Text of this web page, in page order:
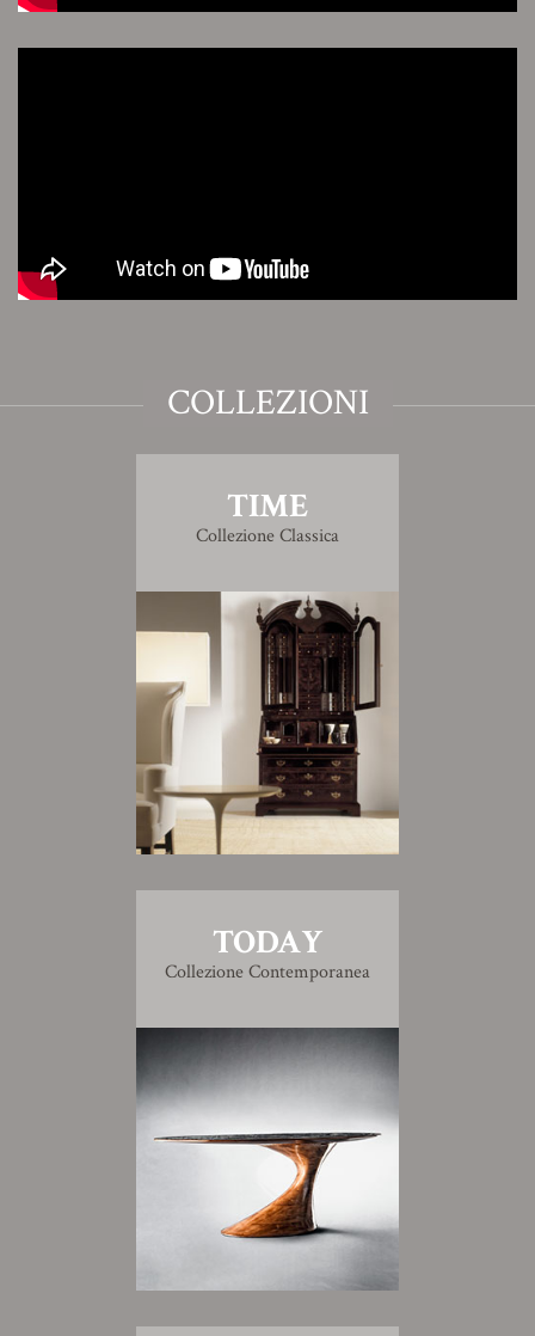
COLLEZIONI
TIME
Collezione Classica
TODAY
Collezione Contemporanea